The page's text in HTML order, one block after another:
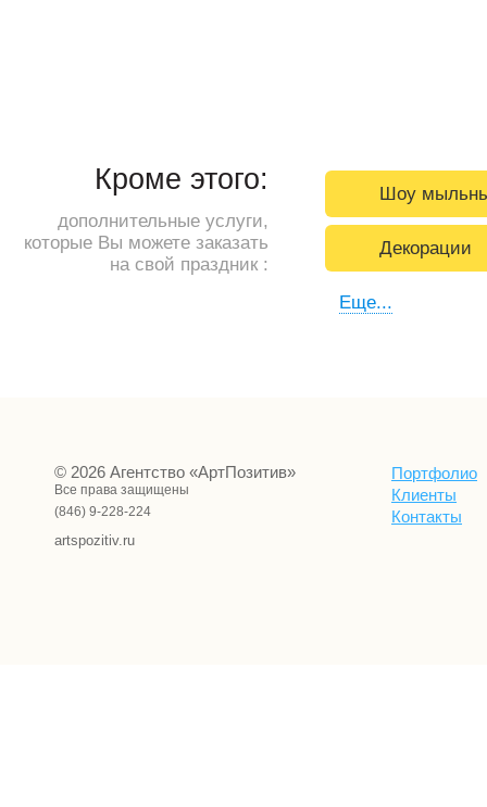
Кроме этого:
дополнительные услуги,
которые Вы можете заказать
на свой праздник :
Шоу
Декорации
Еще...
© 2026 Агентство «АртПозитив»
Все права защищены
(846) 9-228-224
artspozitiv.ru
Портфолио
Клиенты
Контакты